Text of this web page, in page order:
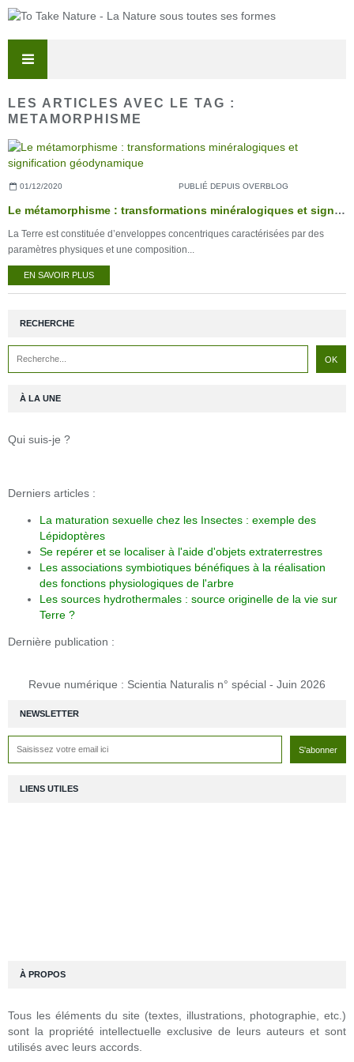
LES ARTICLES AVEC LE TAG :
METAMORPHISME
01/12/2020 PUBLIÉ DEPUIS OVERBLOG
Le métamorphisme : transformations minéralogiques et signification géodynamique
La Terre est constituée d’enveloppes concentriques caractérisées par des
paramètres physiques et une composition...
EN SAVOIR PLUS
NEWSLETTER
RECHERCHE
À LA UNE
Qui suis-je ?
Derniers articles :
La maturation sexuelle chez les Insectes : exemple des
Lépidoptères
Se repérer et se localiser à l'aide d'objets extraterrestres
Les associations symbiotiques bénéfiques à la réalisation
des fonctions physiologiques de l'arbre
Les sources hydrothermales : source originelle de la vie sur
Terre ?
Dernière publication :
Revue numérique : Scientia Naturalis n° spécial - Juin 2026
LIENS UTILES
À PROPOS
Tous les éléments du site (textes, illustrations, photographie, etc.)
sont la propriété intellectuelle exclusive de leurs auteurs et sont
utilisés avec leurs accords.